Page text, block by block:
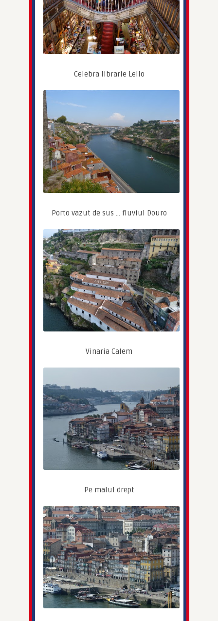
Celebra librarie Lello
Porto vazut de sus … fluviul Douro
Vinaria Calem
Pe malul drept